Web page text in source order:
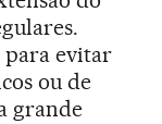
para evitar
ou de
grande